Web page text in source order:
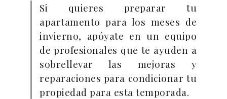
Si quieres preparar tu
apartamento para los meses de
invierno, apóyate en un equipo
de profesionales que te ayuden a
sobrellevar las mejoras y
reparaciones para condicionar tu
propiedad para esta temporada.